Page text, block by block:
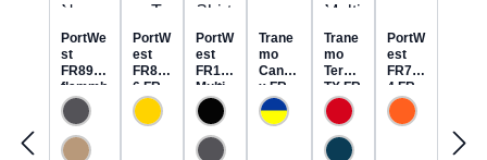
PortWe
st
FR89
flammh
emmen
des
MultiNo
rm
PortW
est
FR80
6 FR
MultiN
orm T-
PortW
est
FR11
Multi
Norm
T-
Shirt
langar
Trane
mo
Cante
x FR
MultiN
orm
Trane
mo
Tera
TX FR
leicht
es
MultiN
orm
PortW
est
FR73
4 FR
MultiN
orm